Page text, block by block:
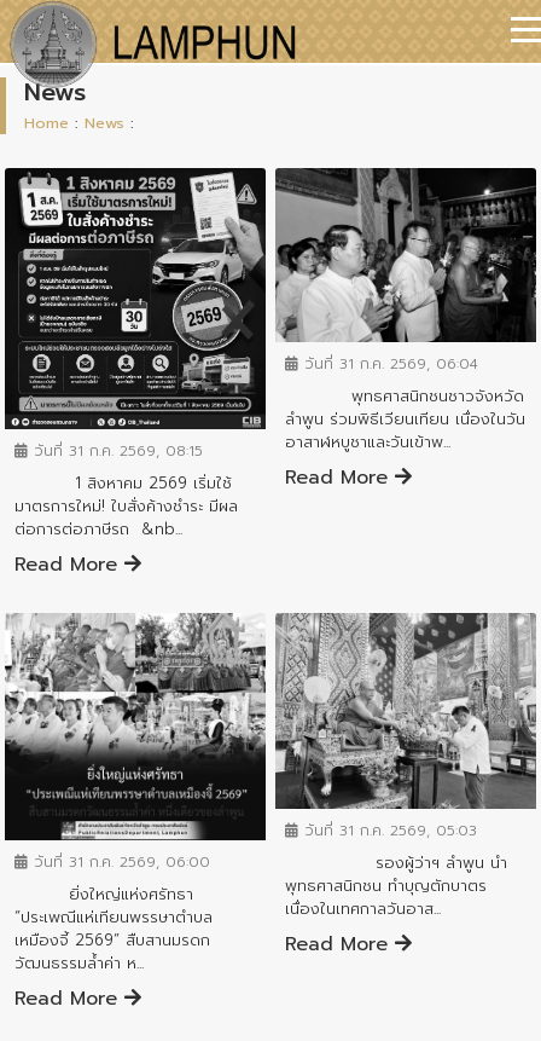
News
Home : News :
ข่าวประชาสัมพันธ์
วันที่ 31 ก.ค. 2569, 08:15
1 สิงหาคม 2569 เริ่มใช้
มาตรการใหม่! ใบสั่งค้างชำระ มีผล
ต่อการต่อภาษีรถ &nb...
Read More
ข่าวประชาสัมพันธ์
วันที่ 31 ก.ค. 2569, 06:04
พุทธศาสนิกชนชาวจังหวัด
ลำพูน ร่วมพิธีเวียนเทียน เนื่องในวัน
อาสาฬหบูชาและวันเข้าพ...
Read More
ข่าวประชาสัมพันธ์
วันที่ 31 ก.ค. 2569, 06:00
ยิ่งใหญ่แห่งศรัทธา
“ประเพณีแห่เทียนพรรษาตำบล
เหมืองจี้ 2569” สืบสานมรดก
วัฒนธรรมล้ำค่า ห...
Read More
ข่าวประชาสัมพันธ์
วันที่ 31 ก.ค. 2569, 05:03
รองผู้ว่าฯ ลำพูน นำ
พุทธศาสนิกชน ทำบุญตักบาตร
เนื่องในเทศกาลวันอาส...
Read More